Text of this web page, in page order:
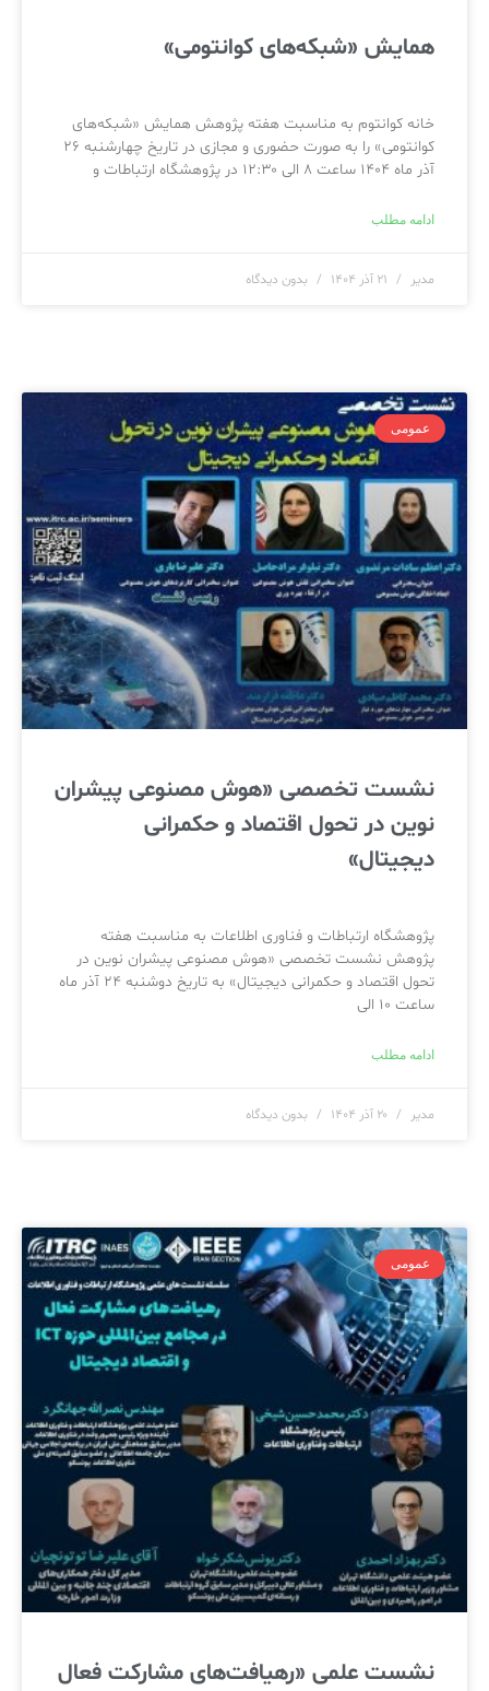
همایش «شبکه‌های کوانتومی»
خانه کوانتوم به مناسبت هفته پژوهش همایش «شبکه‌های
کوانتومی» را به صورت حضوری و مجازی در تاریخ چهارشنبه ۲۶
آذر ماه ۱۴۰۴ ساعت ۸ الی ۱۲:۳۰ در پژوهشگاه ارتباطات و
ادامه مطلب
مدیر ۲۱ آذر ۱۴۰۴ بدون دیدگاه
عمومی
نشست تخصصی «هوش مصنوعی پیشران
نوین در تحول اقتصاد و حکمرانی
دیجیتال»
پژوهشگاه ارتباطات و فناوری اطلاعات به مناسبت هفته
پژوهش نشست تخصصی «هوش مصنوعی پیشران نوین در
تحول اقتصاد و حکمرانی دیجیتال» به تاریخ دوشنبه ۲۴ آذر ماه
ساعت ۱۰ الی
ادامه مطلب
مدیر ۲۰ آذر ۱۴۰۴ بدون دیدگاه
عمومی
نشست علمی «رهیافت‌های مشارکت فعال